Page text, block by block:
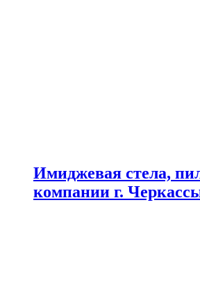
Имиджевая стела,
компании г.